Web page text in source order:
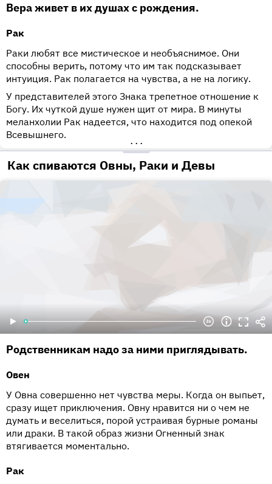
Вера живет в их душах с рождения.
Рак
Раки любят все мистическое и необъяснимое. Они
способны верить, потому что им так подсказывает
интуиция. Рак полагается на чувства, а не на логику.
У представителей этого Знака трепетное отношение к
Богу. Их чуткой душе нужен щит от мира. В минуты
меланхолии Рак надеется, что находится под опекой
Всевышнего.
•••
Как спиваются Овны, Раки и Девы
Родственникам надо за ними приглядывать.
Овен
У Овна совершенно нет чувства меры. Когда он выпьет,
сразу ищет приключения. Овну нравится ни о чем не
думать и веселиться, порой устраивая бурные романы
или драки. В такой образ жизни Огненный знак
втягивается моментально.
Рак